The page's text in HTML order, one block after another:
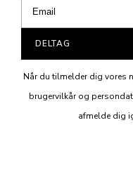
DELTAG
Når du tilmelder dig vores
brugervilkår og
afmelde dig